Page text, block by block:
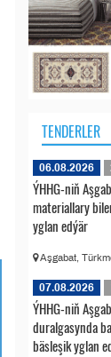
TENDERLER
06.08.2026
ÝHHG-niň
materiallary
yglan edýär
Aşgabat,
07.08.2026
ÝHHG-niň
duralgasynda
bäsleşik yglan